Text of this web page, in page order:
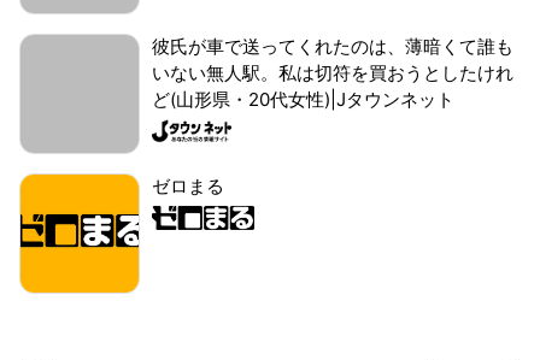
彼氏が車で送ってくれたのは、薄暗くて誰も
いない無人駅。私は切符を買おうとしたけれ
ど(山形県・20代女性)|Jタウンネット
ゼロまる